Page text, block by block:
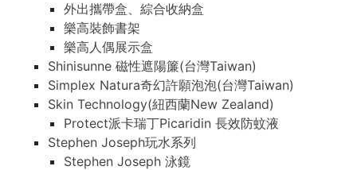
外出攜帶盒、綜合收納盒
樂高裝飾書架
樂高人偶展示盒
Shinisunne 磁性遮陽簾(台灣Taiwan)
Simplex Natura奇幻許願泡泡(台灣Taiwan)
Skin Technology(紐西蘭New Zealand)
Protect派卡瑞丁Picaridin 長效防蚊液
Stephen Joseph玩水系列
Stephen Joseph 泳鏡